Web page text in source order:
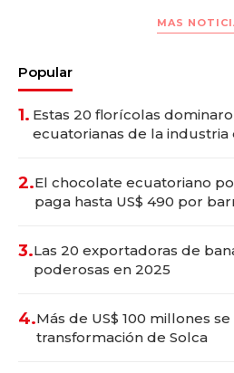
MAS
Popular
1. Estas 20 florícolas
ecuatorianas de la industria
2.El chocolate ecuatoriano
paga hasta US$ 490 por
3.Las 20 exportadoras de
poderosas en 2025
4.Más de US$ 100 millones
transformación de Solca